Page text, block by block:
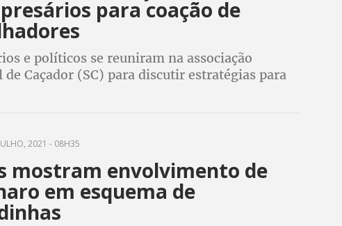
para coação de
e políticos se reuniram na associação
de Caçador (SC) para discutir estratégias para
2021 - 08H35
mostram envolvimento de
em esquema de